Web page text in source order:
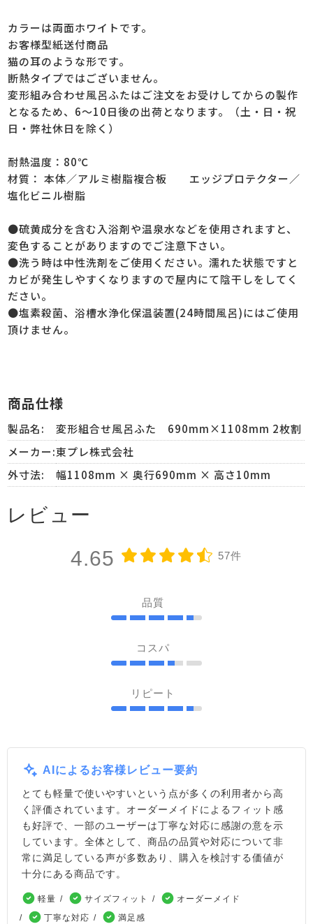
カラーは両面ホワイトです。
お客様型紙送付商品
猫の耳のような形です。
断熱タイプではございません。
変形組み合わせ風呂ふたはご注文をお受けしてからの製作
となるため、6～10日後の出荷となります。（土・日・祝
日・弊社休日を除く）
耐熱温度：80℃
材質： 本体／アルミ樹脂複合板 エッジプロテクター／
塩化ビニル樹脂
●硫黄成分を含む入浴剤や温泉水などを使用されますと、
変色することがありますのでご注意下さい。
●洗う時は中性洗剤をご使用ください。濡れた状態ですと
カビが発生しやすくなりますので屋内にて陰干しをしてく
ださい。
●塩素殺菌、浴槽水浄化保温装置(24時間風呂)にはご使用
頂けません。
商品仕様
製品名:
変形組合せ風呂ふた 690mm×1108mm 2枚割
メーカー:東プレ株式会社
外寸法:
幅1108mm × 奥行690mm × 高さ10mm
レビュー
4.65 57件
品質
コスパ
リピート
AIによるお客様レビュー要約
とても軽量で使いやすいという点が多くの利用者から高
く評価されています。オーダーメイドによるフィット感
も好評で、一部のユーザーは丁寧な対応に感謝の意を示
しています。全体として、商品の品質や対応について非
常に満足している声が多数あり、購入を検討する価値が
十分にある商品です。
軽量 サイズフィット
オーダーメイド
丁寧な対応
満足感